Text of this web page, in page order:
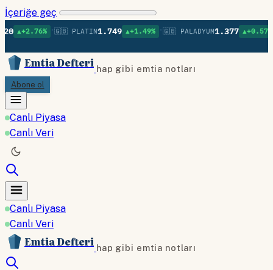
İçeriğe geç
•🇬🇧 PLATIN1.749 ▲+1.49% •🇬🇧 PALADYUM 1.377 ▲+0.57% •🇬🇧
Emtia Defteri hap gibi emtia notları
Abone ol
Canlı Piyasa
Canlı Veri
Canlı Piyasa
Canlı Veri
Emtia Defteri hap gibi emtia notları